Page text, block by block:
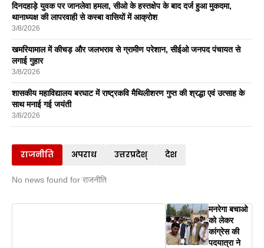
दिनदहाड़े युवक पर जानलेवा हमला, सीओ के हस्तक्षेप के बाद दर्ज हुआ मुकदमा,
थानाध्यक्ष की लापरवाही से कस्बा वासियों में आक्रोश
3/8/2026
खमरियामाल में कीचड़ और जलभराव से ग्रामीण परेशान, सीईओ जनपद पंचायत से
लगाई गुहार
3/8/2026
शासकीय महाविद्यालय बरघाट में राष्ट्रकवि मैथिलीशरण गुप्त की श्रद्धा एवं उत्साह के
साथ मनाई गई जयंती
3/8/2026
राजनीति अपराध उत्तरप्रदेश् देश
No news found for राजनीति
मनरेगा बचाओ
को लेकर
कांग्रेस की
पदयात्रा ने